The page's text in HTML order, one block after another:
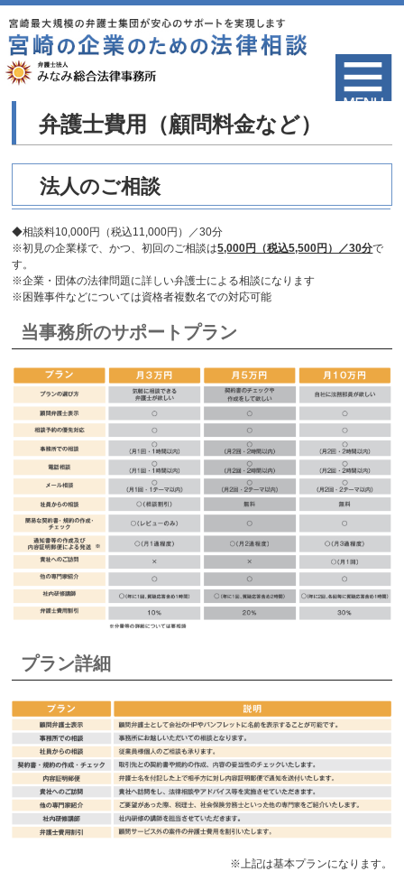
弁護士費用（顧問料金など）
法人のご相談
◆相談料10,000円（税込11,000円）／30分
※初見の企業様で、かつ、初回のご相談は5,000円（税込5,500円）／30分で
す。
※企業・団体の法律問題に詳しい弁護士による相談になります
※困難事件などについては資格者複数名での対応可能
当事務所のサポートプラン
プラン詳細
※上記は基本プランになります。